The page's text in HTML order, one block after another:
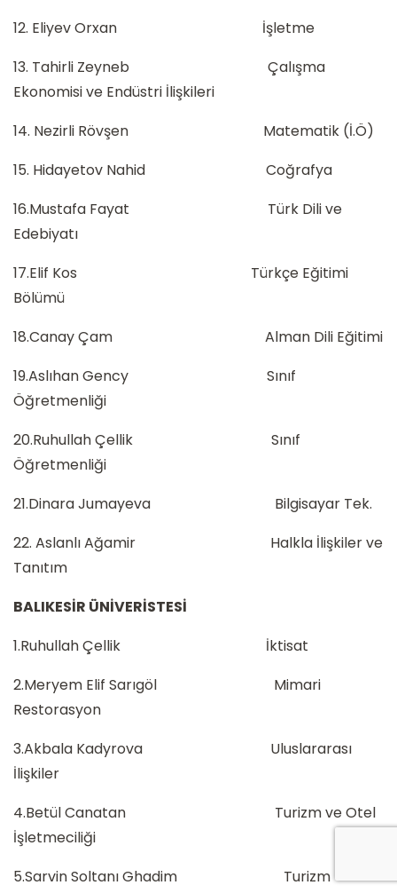
12. Eliyev Orxan İşletme
13. Tahirli Zeyneb Çalışma
Ekonomisi ve Endüstri İlişkileri
14. Nezirli Rövşen Matematik (İ.Ö)
15. Hidayetov Nahid Coğrafya
16.Mustafa Fayat Türk Dili ve
Edebiyatı
17.Elif Kos Türkçe Eğitimi
Bölümü
18.Canay Çam Alman Dili Eğitimi
19.Aslıhan Gency Sınıf
Öğretmenliği
20.Ruhullah Çellik Sınıf
Öğretmenliği
21.Dinara Jumayeva Bilgisayar Tek.
22. Aslanlı Ağamir Halkla İlişkiler ve
Tanıtım
BALIKESİR ÜNİVERİSTESİ
1.Ruhullah Çellik İktisat
2.Meryem Elif Sarıgöl Mimari
Restorasyon
3.Akbala Kadyrova Uluslararası
İlişkiler
4.Betül Canatan Turizm ve Otel
İşletmeciliği
5.Sarvin Soltanı Ghadim Turizm